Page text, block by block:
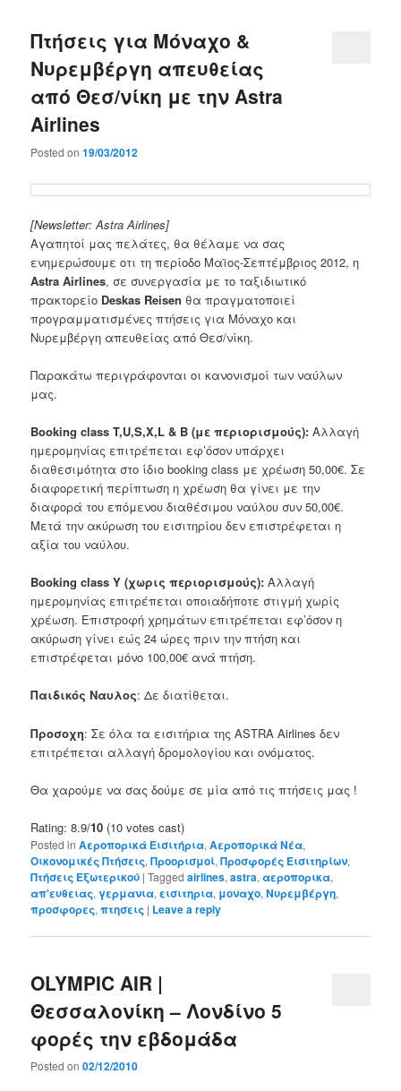
Πτήσεις για Μόναχο &
Νυρεμβέργη απευθείας
από Θεσ/νίκη με την Astra
Airlines
Posted on19/03/2012
[Newsletter: Astra Airlines]
Αγαπητοί μας πελάτες, θα θέλαμε να σας
ενημερώσουμε οτι τη περίοδο Μαϊος-Σεπτέμβριος 2012, η
Astra Airlines, σε συνεργασία με το ταξιδιωτικό
πρακτορείο Deskas Reisen θα πραγματοποιεί
προγραμματισμένες πτήσεις για Μόναχο και
Νυρεμβέργη απευθείας από Θεσ/νίκη.
Παρακάτω περιγράφονται οι κανονισμοί των ναύλων
μας.
Booking class T,U,S,X,L & B (με περιορισμούς): Αλλαγή
ημερομηνίας επιτρέπεται εφ’όσον υπάρχει
διαθεσιμότητα στο ίδιο booking class με χρέωση 50,00€. Σε
διαφορετική περίπτωση η χρέωση θα γίνει με την
διαφορά του επόμενου διαθέσιμου ναύλου συν 50,00€.
Μετά την ακύρωση του εισιτηρίου δεν επιστρέφεται η
αξία του ναύλου.
Booking class Y (χωρις περιορισμούς): Αλλαγή
ημερομηνίας επιτρέπεται οποιαδήποτε στιγμή χωρίς
χρέωση. Επιστροφή χρημάτων επιτρέπεται εφ’όσον η
ακύρωση γίνει εώς 24 ώρες πριν την πτήση και
επιστρέφεται μόνο 100,00€ ανά πτήση.
Παιδικός Ναυλος: Δε διατίθεται.
Προσοχη: Σε όλα τα εισιτήρια της ASTRA Airlines δεν
επιτρέπεται αλλαγή δρομολογίου και ονόματος.
Θα χαρούμε να σας δούμε σε μία από τις πτήσεις μας !
Rating: 8.9/10 (10 votes cast)
Posted in Αεροπορικά Εισιτήρια,Αεροπορικά Νέα,
Οικονομικές Πτήσεις,Προορισμοί,Προσφορές Εισιτηρίων,
Πτήσεις Εξωτερικού |Tagged airlines,astra,αεροπορικα,
απ'ευθειας,γερμανια,εισιτηρια, μοναχο,Νυρεμβέργη,
προσφορες,πτησεις | Leave a reply
OLYMPIC AIR |
Θεσσαλονίκη – Λονδίνο 5
φορές την εβδομάδα
Posted on02/12/2010